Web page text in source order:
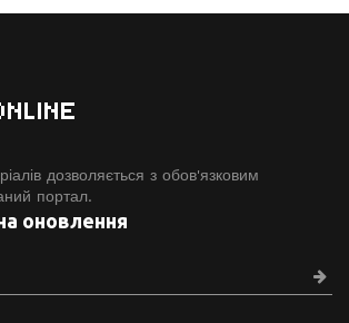
дозволяється з обов'язковим
портал.
оновлення